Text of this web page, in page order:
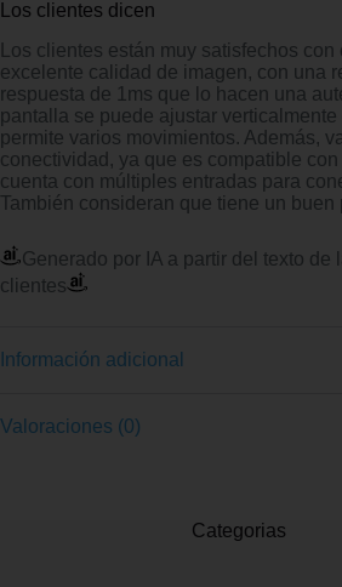
Los clientes dicen
Los clientes están muy satisfechos
excelente calidad de imagen, con una
respuesta de 1ms que lo hacen una
pantalla se puede ajustar
permite varios movimientos. Además,
conectividad, ya que es compatible
cuenta con múltiples entradas para
También consideran que tiene un buen
Generado por IA a partir del texto de
clientes
Información adicional
Valoraciones (0)
Categorias